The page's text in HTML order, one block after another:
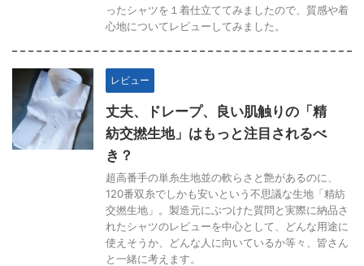
ったシャツを１着仕立ててみましたので、質感や着
心地についてレビューしてみました。
レビュー
丈夫、ドレープ、良い肌触りの「精
紡交撚生地」はもっと注目されるべ
き？
超高番手の単糸生地並の軟らさと艶があるのに、
120番双糸でしかも安いという不思議な生地「精紡
交撚生地」。製造元にぶつけた質問と実際に納品さ
れたシャツのレビューを中心として、どんな用途に
使えそうか、どんな人に向いているか等々、皆さん
と一緒に考えます。